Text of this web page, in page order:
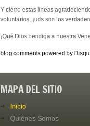
Y cierro estas líneas
voluntarios, ¡uds son los
¡Qué Dios bendiga a nuestra
blog comments powered by
MAPA DEL SITIO
Inicio
Quiénes Somos